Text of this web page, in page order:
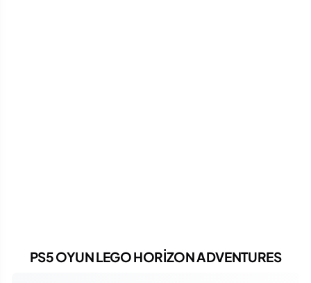
PS5 OYUN LEGO HORİZON ADVENTURES